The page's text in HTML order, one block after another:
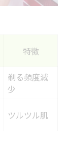
イント
底比較
軸
比較表
特徴
剃る頻度減
少
ツルツル肌